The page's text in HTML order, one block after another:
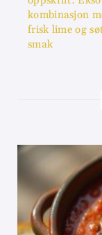
kombinasjon
frisk lime og
smak